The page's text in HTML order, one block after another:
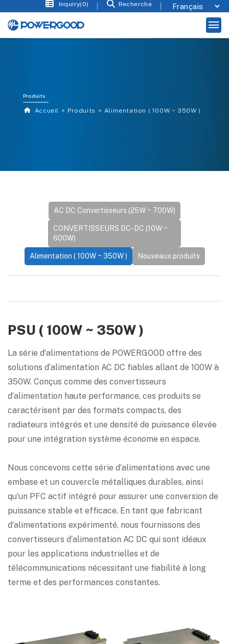
Inquiry(0) Recherche
Produits
Accueil Produits Alimentation ( 100W ~ 350W )
AC DC Convertisseurs (25W ~ 700W)
CONVERTISSEURS DC-DC (10W ~
600W)
Alimentation ( 100W ~ 350W ) Nouveaux produits
PSU ( 100W ~ 350W )
La série d′alimentations de POWERGOOD offre des
solutions d′alimentation AC DC fiables allant de 100W à
350W. Conçus comme des convertisseurs
d′alimentation haute performance, ces produits se
caractérisent par des formats compacts, des
radiateurs intégrés et une densité de puissance élevée
pour une intégration système économe en espace.
Nous concevons cette série d′alimentations avec une
embase et un couvercle métalliques durables, ainsi
qu′un PFC actif intégré pour assurer une conversion de
puissance stable et efficace. En tant que fabricant
d′alimentations expérimenté, nous fournissons des
convertisseurs d′alimentation AC DC qui sont idéaux
pour les applications industrielles et de
télécommunications nécessitant une fiabilité à long
terme et des performances constantes.